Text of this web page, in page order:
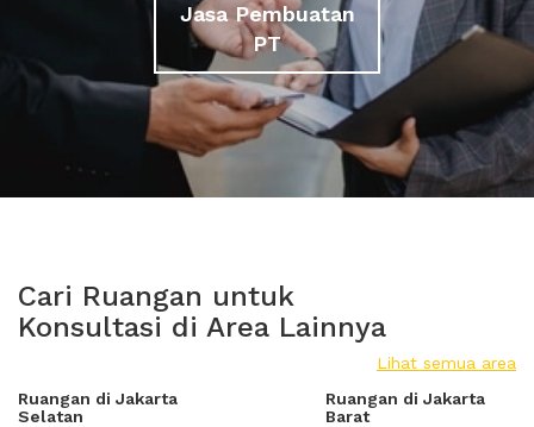
Jasa Pembuatan
PT
Cari Ruangan untuk
Konsultasi di Area Lainnya
Lihat semua area
Ruangan di Jakarta
Selatan
Ruangan di Jakarta
Barat